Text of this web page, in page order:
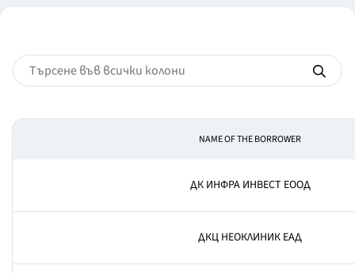
NAME OF THE BORROWER
ДК ИНФРА ИНВЕСТ ЕООД
ДКЦ НЕОКЛИНИК ЕАД